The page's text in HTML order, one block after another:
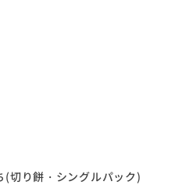
切り餅・シングルパック)